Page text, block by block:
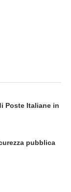
Poste Italiane in
pubblica